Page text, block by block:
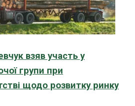
взяв участь у
групи при
щодо розвитку ринку